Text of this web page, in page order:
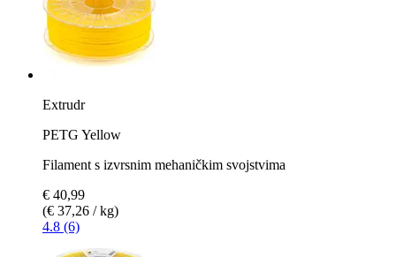
Extrudr
PETG Yellow
Filament s izvrsnim mehaničkim svojstvima
€ 40,99
(€ 37,26 / kg)
4.8 (6)